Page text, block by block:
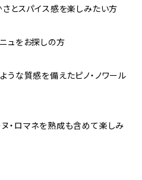
さとスパイス感を楽しみたい方
ュをお探しの方
うな質感を備えたピノ・ノワール
・ロマネを熟成も含めて楽しみ